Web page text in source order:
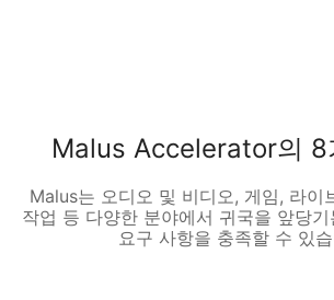
Malus Accelerator의 8
Malus는 오디오 및 비디오, 게임, 라이
작업 등 다양한 분야에서 귀국을 앞당
요구 사항을 충족할 수 있